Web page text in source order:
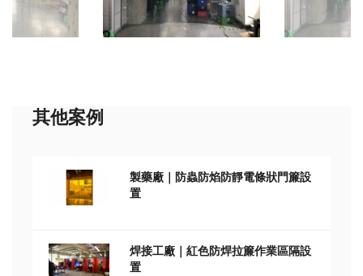
其他案例
製藥廠｜防蟲防焰防靜電條狀門簾設
置
焊接工廠｜紅色防焊拉簾作業區隔設
置